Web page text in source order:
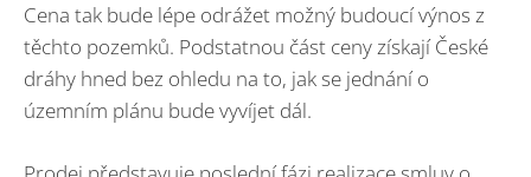
Cena tak bude lépe odrážet možný budoucí výnos z
těchto pozemků. Podstatnou část ceny získají České
dráhy hned bez ohledu na to, jak se jednání o
územním plánu bude vyvíjet dál.